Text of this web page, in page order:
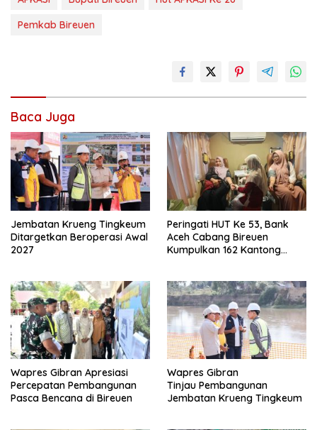
Pemkab Bireuen
Baca Juga
Jembatan Krueng Tingkeum
Ditargetkan Beroperasi Awal
2027
Peringati HUT Ke 53, Bank
Aceh Cabang Bireuen
Kumpulkan 162 Kantong
Wapres Gibran Apresiasi
Percepatan Pembangunan
Pasca Bencana di Bireuen
Wapres Gibran
Tinjau Pembangunan
Jembatan Krueng Tingkeum